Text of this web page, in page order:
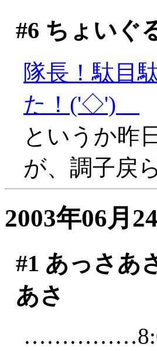
#6 ちょいぐ
隊長！駄目
た！('◇')ゞ
というか昨
が、調子戻
2003年06月
#1 あっさあ
あさ